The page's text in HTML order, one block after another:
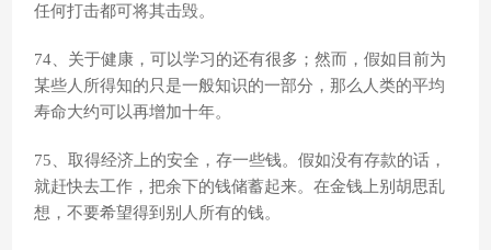
任何打击都可将其击毁。
74、关于健康，可以学习的还有很多；然而，假如目前为
某些人所得知的只是一般知识的一部分，那么人类的平均
寿命大约可以再增加十年。
75、取得经济上的安全，存一些钱。假如没有存款的话，
就赶快去工作，把余下的钱储蓄起来。在金钱上别胡思乱
想，不要希望得到别人所有的钱。